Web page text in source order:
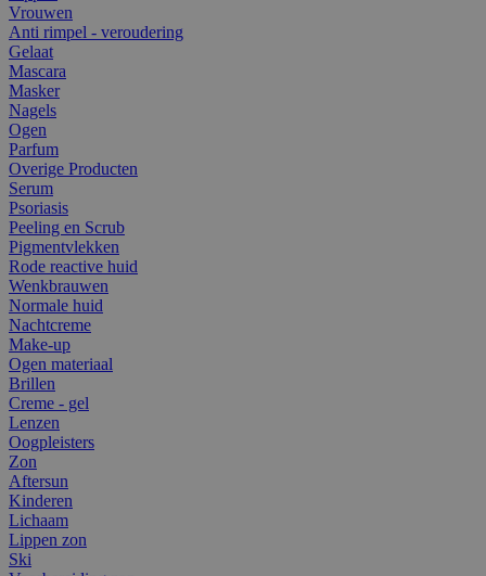
Vrouwen
Anti rimpel - veroudering
Gelaat
Mascara
Masker
Nagels
Ogen
Parfum
Overige Producten
Serum
Psoriasis
Peeling en Scrub
Pigmentvlekken
Rode reactive huid
Wenkbrauwen
Normale huid
Nachtcreme
Make-up
Ogen materiaal
Brillen
Creme - gel
Lenzen
Oogpleisters
Zon
Aftersun
Kinderen
Lichaam
Lippen zon
Ski